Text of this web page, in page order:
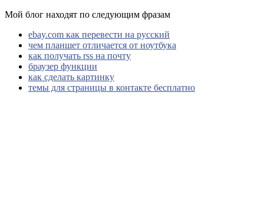
Мой блог находят по следующим фразам
ebay.com как перевести на русский
чем планшет отличается от ноутбука
как получать rss на почту
браузер функции
как сделать картинку
темы для страницы в контакте бесплатно